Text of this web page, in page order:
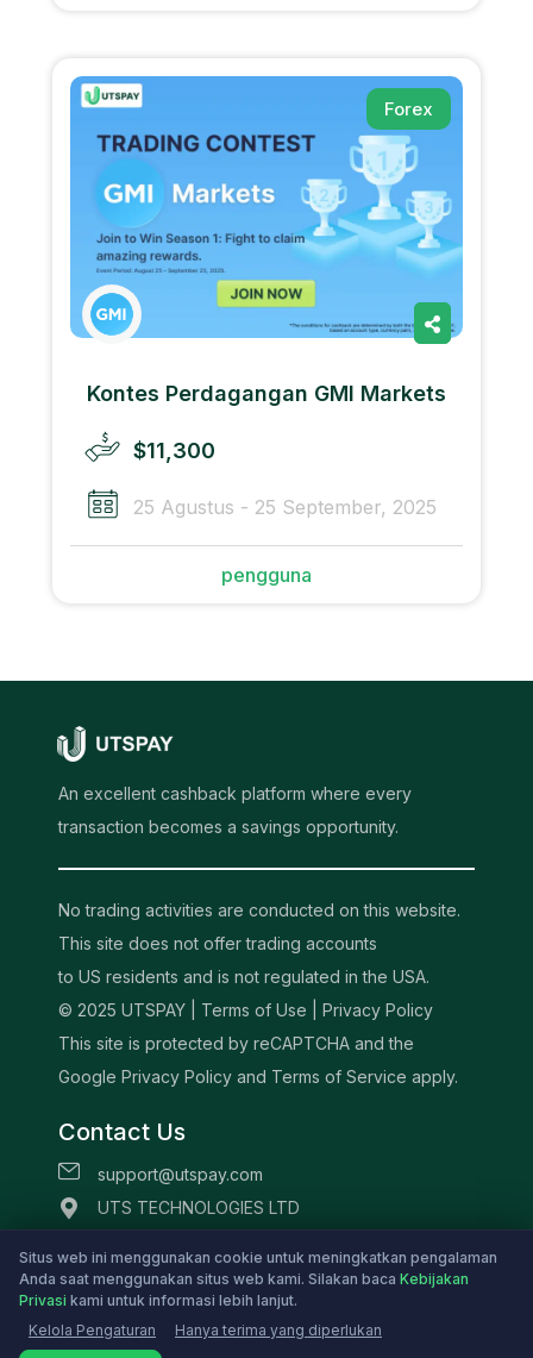
Forex
Kontes Perdagangan GMI Markets
$11,300
25 Agustus - 25 September, 2025
pengguna
An excellent cashback platform where every
transaction becomes a savings opportunity.
No trading activities are conducted on this website.
This site does not offer trading accounts
to US residents and is not regulated in the USA.
© 2025 UTSPAY | Terms of Use
Privacy Policy
This site is protected by reCAPTCHA and the
Google Privacy Policy and Terms of Service apply.
Contact Us
support@utspay.com
UTS TECHNOLOGIES LTD
Kingstown St.Vincent and the Grenadines
Situs web ini menggunakan cookie untuk meningkatkan pengalaman
Anda saat menggunakan situs web kami. Silakan baca Kebijakan
Privasi kami untuk informasi lebih lanjut.
Kelola Pengaturan
Hanya terima yang diperlukan